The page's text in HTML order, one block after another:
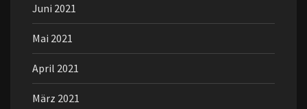
Juni 2021
Mai 2021
April 2021
März 2021